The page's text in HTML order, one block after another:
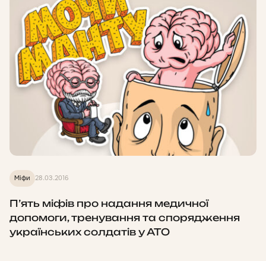
Міфи 28.03.2016
П’ять міфів про надання медичної
допомоги, тренування та спорядження
українських солдатів у АТО